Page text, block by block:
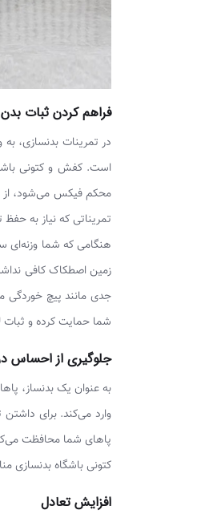
فراهم کردن ثبات بدن
در تمرینات بدنسازی،
است. کفش و کتونی
محکم فیکس می‌شود، از
تمریناتی که نیاز به
هنگامی که شما وزنه‌ای
زمین اصطکاک کافی
جدی مانند پیچ
شما حمایت کرده و ثبات
جلوگیری از احساس
به عنوان یک بدنساز،
وارد می‌کند. برای
پاهای شما محافظت
کتونی باشگاه بدنسازی
افزایش تعادل